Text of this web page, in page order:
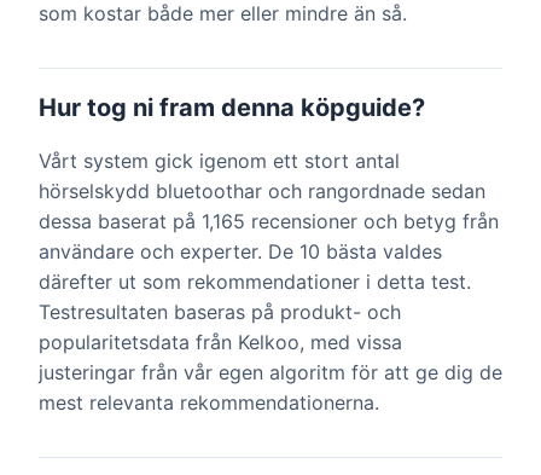
som kostar både mer eller mindre än så.
Hur tog ni fram denna köpguide?
Vårt system gick igenom ett stort antal
hörselskydd bluetoothar och rangordnade sedan
dessa baserat på 1,165 recensioner och betyg från
användare och experter. De 10 bästa valdes
därefter ut som rekommendationer i detta test.
Testresultaten baseras på produkt- och
popularitetsdata från Kelkoo, med vissa
justeringar från vår egen algoritm för att ge dig de
mest relevanta rekommendationerna.